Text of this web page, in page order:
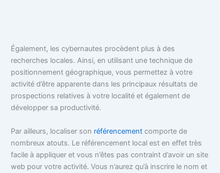
Également, les cybernautes procèdent plus à des
recherches locales. Ainsi, en utilisant une technique de
positionnement géographique, vous permettez à votre
activité d’être apparente dans les principaux résultats de
prospections relatives à votre localité et également de
développer sa productivité.
Par ailleurs, localiser son référencement comporte de
nombreux atouts. Le référencement local est en effet très
facile à appliquer et vous n’êtes pas contraint d’avoir un site
web pour votre activité. Vous n’aurez qu’à inscrire le nom et